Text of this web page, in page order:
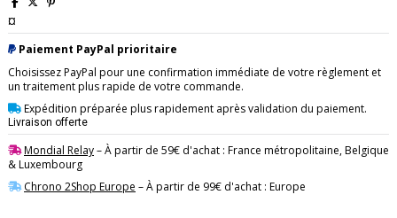
¤
Paiement PayPal prioritaire
Choisissez PayPal pour une confirmation immédiate de votre règlement et
un traitement plus rapide de votre commande.
Expédition préparée plus rapidement après validation du paiement.
Livraison offerte
Mondial Relay– À partir de 59€ d'achat : France métropolitaine, Belgique
& Luxembourg
Chrono 2Shop Europe – À partir de 99€ d'achat : Europe